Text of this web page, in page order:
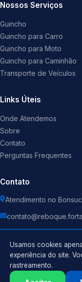
Nossos Serviços
Guincho
Guincho para Carro
Guincho para Moto
Guincho para Caminhão
Transporte de Veículos
Links Úteis
Onde Atendemos
Sobre
Contato
Perguntas Frequentes
Contato
Atendimento no
Guincho . Todos
Usamos cookies
experiência do site.
rastreamento.